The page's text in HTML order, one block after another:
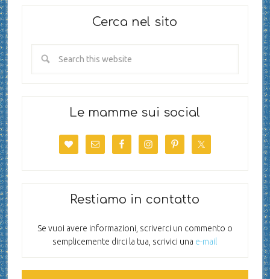
Cerca nel sito
Le mamme sui social
Restiamo in contatto
Se vuoi avere informazioni, scriverci un commento o
semplicemente dirci la tua, scrivici una e-mail